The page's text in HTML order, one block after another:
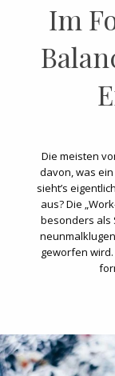
Im
Die meisten
davon, was
sieht’s
aus? Die
besonders als
geworfen